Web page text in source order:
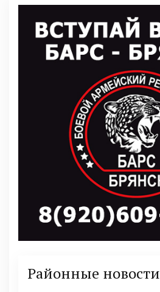
Районные новости